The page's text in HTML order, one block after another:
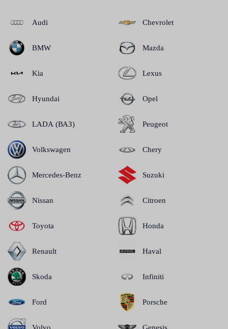
Audi
BMW
Kia
Hyundai
LADA (ВАЗ)
Volkswagen
Mercedes-Benz
Nissan
Toyota
Renault
Skoda
Ford
Volvo
Chevrolet
Mazda
Lexus
Opel
Peugeot
Chery
Suzuki
Citroen
Honda
Haval
Infiniti
Porsche
Genesis